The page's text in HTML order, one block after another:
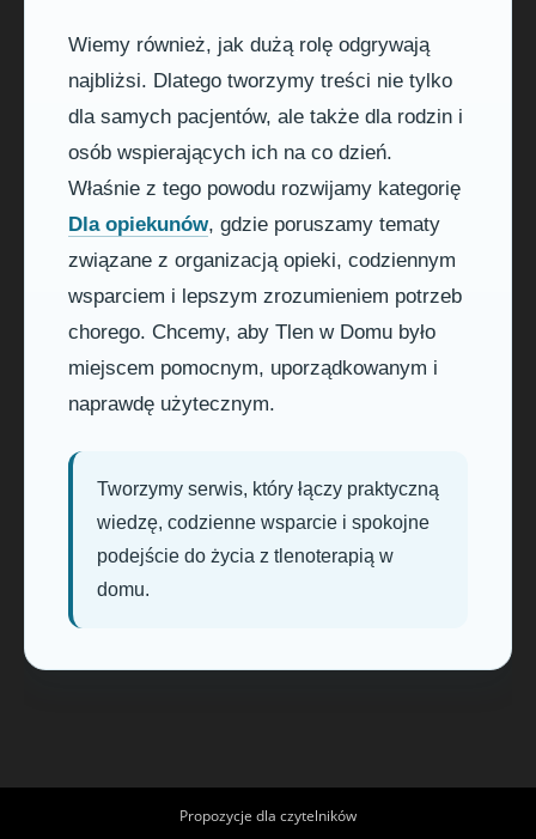
Wiemy również, jak dużą rolę odgrywają
najbliżsi. Dlatego tworzymy treści nie tylko
dla samych pacjentów, ale także dla rodzin i
osób wspierających ich na co dzień.
Właśnie z tego powodu rozwijamy kategorię
Dla opiekunów, gdzie poruszamy tematy
związane z organizacją opieki, codziennym
wsparciem i lepszym zrozumieniem potrzeb
chorego. Chcemy, aby Tlen w Domu było
miejscem pomocnym, uporządkowanym i
naprawdę użytecznym.
Tworzymy serwis, który łączy praktyczną
wiedzę, codzienne wsparcie i spokojne
podejście do życia z tlenoterapią w
domu.
Propozycje dla czytelników